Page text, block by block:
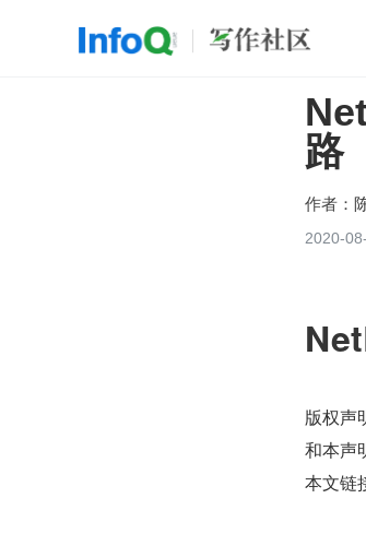
开源
路
作者：
2020-
版权声
和本声
本文链